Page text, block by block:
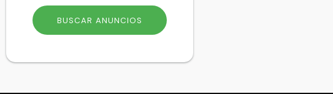
Bagà
Balenyà